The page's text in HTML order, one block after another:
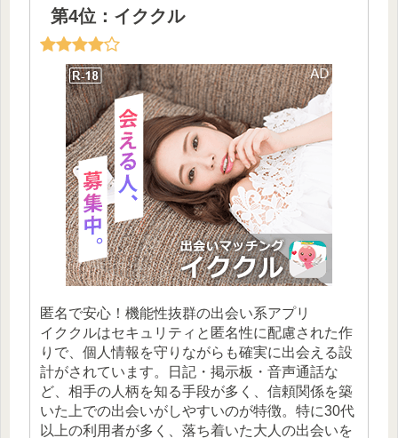
第4位：イククル
匿名で安心！機能性抜群の出会い系アプリ
イククルはセキュリティと匿名性に配慮された作
りで、個人情報を守りながらも確実に出会える設
計がされています。日記・掲示板・音声通話な
ど、相手の人柄を知る手段が多く、信頼関係を築
いた上での出会いがしやすいのが特徴。特に30代
以上の利用者が多く、落ち着いた大人の出会いを